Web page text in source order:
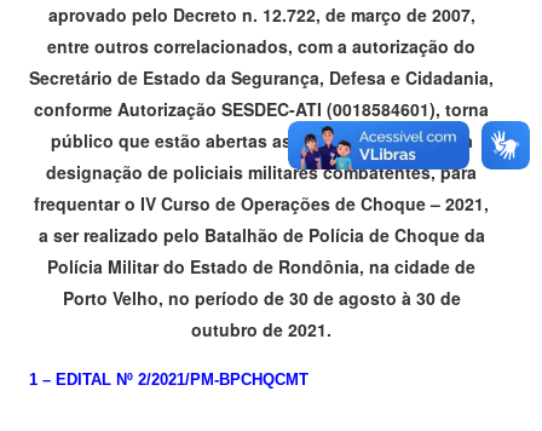
aprovado pelo Decreto n. 12.722, de março de 2007,
entre outros correlacionados, com a autorização do
Secretário de Estado da Segurança, Defesa e Cidadania,
conforme Autorização SESDEC-ATI (0018584601), torna
público que estão abertas as inscrições, visando a
designação de policiais militares combatentes, para
frequentar o IV Curso de Operações de Choque – 2021,
a ser realizado pelo Batalhão de Polícia de Choque da
Polícia Militar do Estado de Rondônia, na cidade de
Porto Velho, no período de 30 de agosto à 30 de
outubro de 2021.
1 – EDITAL Nº 2/2021/PM-BPCHQCMT